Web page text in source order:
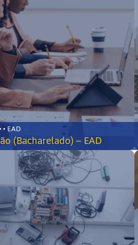
Divinópolis-MG • • EAD
(Bacharelado) – EAD